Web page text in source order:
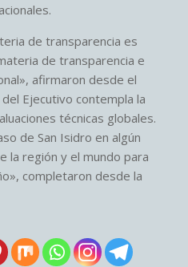
de transparencia es
de transparencia e
afirmaron desde el
Ejecutivo contempla la
técnicas globales.
de San Isidro en algún
la región y el mundo para
completaron desde la